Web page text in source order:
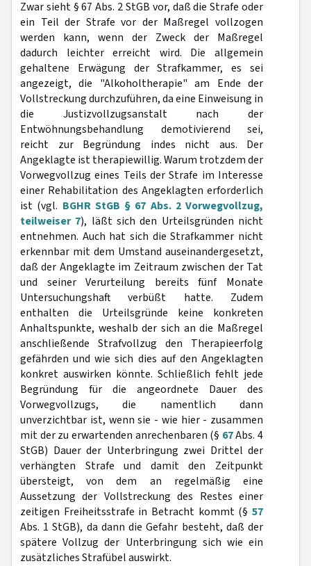
Zwar sieht § 67 Abs. 2 StGB vor, daß die Strafe oder
ein Teil der Strafe vor der Maßregel vollzogen
werden kann, wenn der Zweck der Maßregel
dadurch leichter erreicht wird. Die allgemein
gehaltene Erwägung der Strafkammer, es sei
angezeigt, die "Alkoholtherapie" am Ende der
Vollstreckung durchzuführen, da eine Einweisung in
die Justizvollzugsanstalt nach der
Entwöhnungsbehandlung demotivierend sei,
reicht zur Begründung indes nicht aus. Der
Angeklagte ist therapiewillig. Warum trotzdem der
Vorwegvollzug eines Teils der Strafe im Interesse
einer Rehabilitation des Angeklagten erforderlich
ist (vgl. BGHR StGB § 67 Abs. 2 Vorwegvollzug,
teilweiser 7), läßt sich den Urteilsgründen nicht
entnehmen. Auch hat sich die Strafkammer nicht
erkennbar mit dem Umstand auseinandergesetzt,
daß der Angeklagte im Zeitraum zwischen der Tat
und seiner Verurteilung bereits fünf Monate
Untersuchungshaft verbüßt hatte. Zudem
enthalten die Urteilsgründe keine konkreten
Anhaltspunkte, weshalb der sich an die Maßregel
anschließende Strafvollzug den Therapieerfolg
gefährden und wie sich dies auf den Angeklagten
konkret auswirken könnte. Schließlich fehlt jede
Begründung für die angeordnete Dauer des
Vorwegvollzugs, die namentlich dann
unverzichtbar ist, wenn sie - wie hier - zusammen
mit der zu erwartenden anrechenbaren (§ 67Abs. 4
StGB) Dauer der Unterbringung zwei Drittel der
verhängten Strafe und damit den Zeitpunkt
übersteigt, von dem an regelmäßig eine
Aussetzung der Vollstreckung des Restes einer
zeitigen Freiheitsstrafe in Betracht kommt (§ 57
Abs. 1 StGB), da dann die Gefahr besteht, daß der
spätere Vollzug der Unterbringung sich wie ein
zusätzliches Strafübel auswirkt.